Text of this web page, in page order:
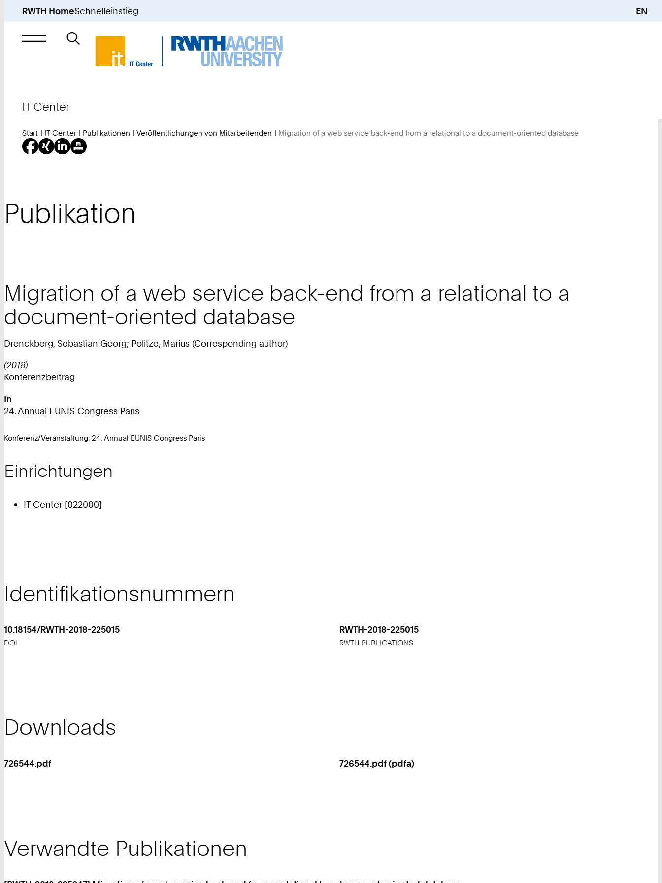
RWTH HomeSchnelleinstieg EN
Suche
nach
IT Center
Start IT Center Publikationen Veröffentlichungen von Mitarbeitenden Migration of a web service back-end from a relational to a document-oriented database
Publikation
Migration of a web service back-end from a relational to a
document-oriented database
Drenckberg, Sebastian Georg; Politze, Marius (Corresponding author)
(2018)
Konferenzbeitrag
In
24. Annual EUNIS Congress Paris
Konferenz/Veranstaltung: 24. Annual EUNIS Congress Paris
Einrichtungen
IT Center [022000]
Identifikationsnummern
10.18154/RWTH-2018-225015
DOI
RWTH-2018-225015
RWTH PUBLICATIONS
Downloads
726544.pdf 726544.pdf (pdfa)
Verwandte Publikationen